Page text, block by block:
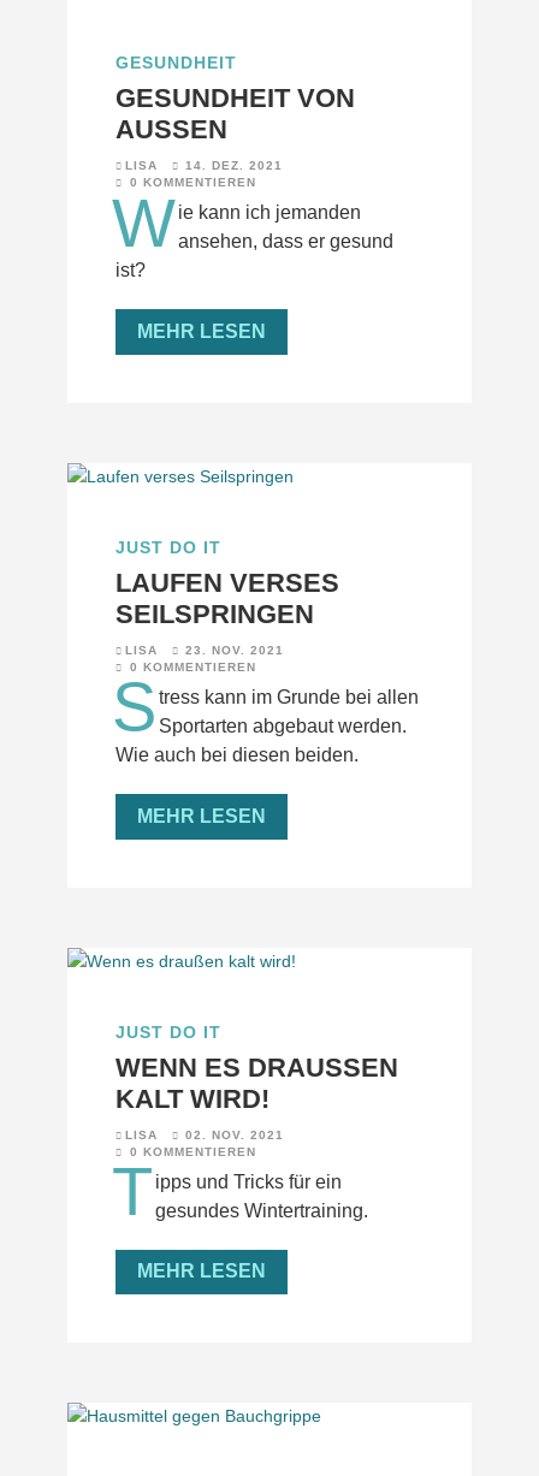
GESUNDHEIT
GESUNDHEIT VON
AUSSEN
LISA
14. DEZ. 2021
0 KOMMENTIEREN
Wie kann ich jemanden
ansehen, dass er gesund
ist?
MEHR LESEN
JUST DO IT
LAUFEN VERSES
SEILSPRINGEN
LISA
23. NOV. 2021
0 KOMMENTIEREN
S tress kann im Grunde bei allen
Sportarten abgebaut werden.
Wie auch bei diesen beiden.
MEHR LESEN
JUST DO IT
WENN ES DRAUSSEN K
ALT WIRD!
LISA
02. NOV. 2021
0 KOMMENTIEREN
T ipps und Tricks für ein
gesundes Wintertraining.
MEHR LESEN